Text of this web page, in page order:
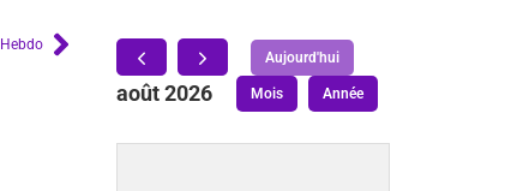
Aujourd'hui
août 2026 Mois Année